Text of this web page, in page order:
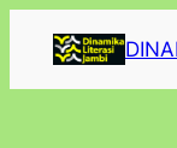
konten